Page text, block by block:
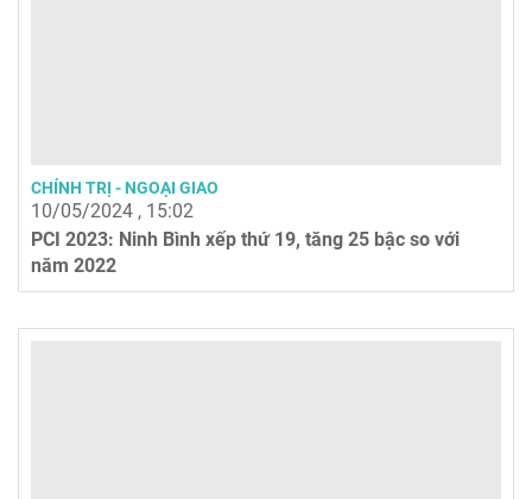
CHÍNH TRỊ - NGOẠI GIAO
10/05/2024 , 15:02
PCI 2023: Ninh Bình xếp thứ 19, tăng 25 bậc so với
năm 2022